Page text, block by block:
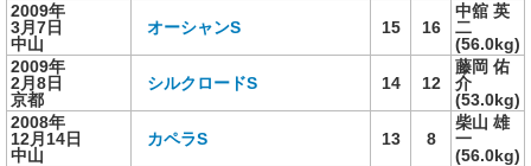
2009年
3月7日
中山
オーシャンS 15 16
中舘 英
二
(56.0kg)
2009年
2月8日
京都
シルクロードS 14 12
藤岡 佑
介
(53.0kg)
2008年
12月14日
中山
カペラS 13 8
柴山 雄
一
(56.0kg)